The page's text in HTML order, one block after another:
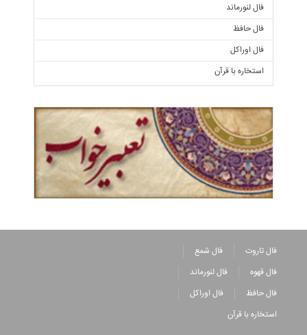
فال لنورماند
فال حافظ
فال اوراکل
استخاره با قرآن
فال تاروت
فال شمع
فال قهوه
فال لنورماند
فال حافظ
فال اوراکل
استخاره با قرآن